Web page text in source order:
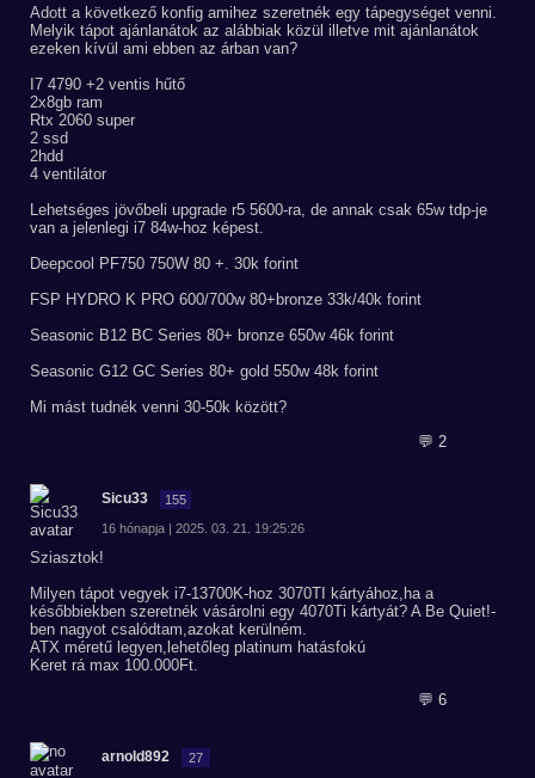
Adott a következő konfig amihez szeretnék egy tápegységet venni.
Melyik tápot ajánlanátok az alábbiak közül illetve mit ajánlanátok
ezeken kívül ami ebben az árban van?
I7 4790 +2 ventis hűtő
2x8gb ram
Rtx 2060 super
2 ssd
2hdd
4 ventilátor
Lehetséges jövőbeli upgrade r5 5600-ra, de annak csak 65w tdp-je
van a jelenlegi i7 84w-hoz képest.
Deepcool PF750 750W 80 +. 30k forint
FSP HYDRO K PRO 600/700w 80+bronze 33k/40k forint
Seasonic B12 BC Series 80+ bronze 650w 46k forint
Seasonic G12 GC Series 80+ gold 550w 48k forint
Mi mást tudnék venni 30-50k között?
💬 2
Sicu33 155
16 hónapja | 2025. 03. 21. 19:25:26
Sziasztok!
Milyen tápot vegyek i7-13700K-hoz 3070TI kártyához,ha a
későbbiekben szeretnék vásárolni egy 4070Ti kártyát? A Be Quiet!-
ben nagyot csalódtam,azokat kerülném.
ATX méretű legyen,lehetőleg platinum hatásfokú
Keret rá max 100.000Ft.
💬 6
arnold892 27